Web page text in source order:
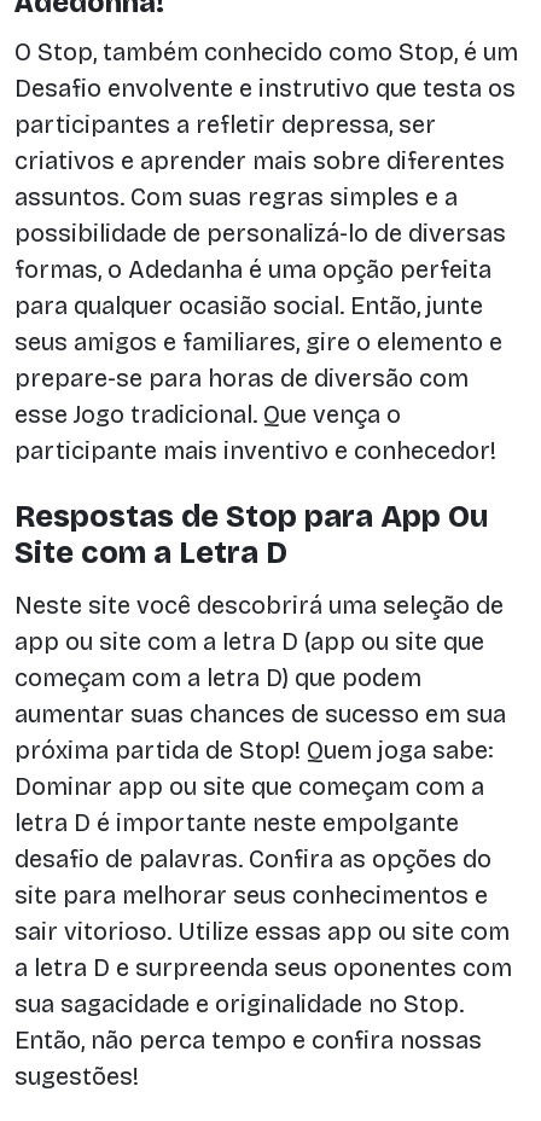
O Stop, também conhecido como Stop, é um
Desafio envolvente e instrutivo que testa os
participantes a refletir depressa, ser
criativos e aprender mais sobre diferentes
assuntos. Com suas regras simples e a
possibilidade de personalizá-lo de diversas
formas, o Adedanha é uma opção perfeita
para qualquer ocasião social. Então, junte
seus amigos e familiares, gire o elemento e
prepare-se para horas de diversão com
esse Jogo tradicional. Que vença o
participante mais inventivo e conhecedor!
Respostas de Stop para App Ou
Site com a Letra D
Neste site você descobrirá uma seleção de
app ou site com a letra D (app ou site que
começam com a letra D) que podem
aumentar suas chances de sucesso em sua
próxima partida de Stop! Quem joga sabe:
Dominar app ou site que começam com a
letra D é importante neste empolgante
desafio de palavras. Confira as opções do
site para melhorar seus conhecimentos e
sair vitorioso. Utilize essas app ou site com
a letra D e surpreenda seus oponentes com
sua sagacidade e originalidade no Stop.
Então, não perca tempo e confira nossas
sugestões!